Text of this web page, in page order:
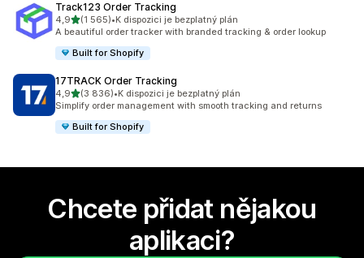
Track123 Order Tracking
4,9z 5 hvězd
(1 565)
Celkový počet recenzí: 1565
•K dispozici je bezplatný plán
A beautiful order tracker with branded tracking & order lookup
Built for Shopify
17TRACK Order Tracking
4,9z 5 hvězd
(3 836)
Celkový počet recenzí: 3836
•K dispozici je bezplatný plán
Simplify order management with smooth tracking and returns
Built for Shopify
Chcete přidat nějakou
aplikaci?